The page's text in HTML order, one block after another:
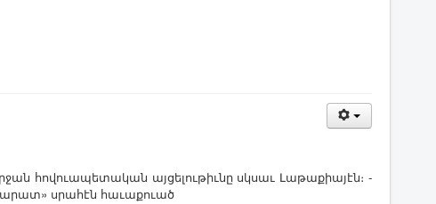
հո­վո­ւա­պե­տա­կան այ­ցե­լու­թիւ­նը սկսաւ ­Լա­թա­քիա­յէն։
սրա­հէն հա­ւա­քո­ւած